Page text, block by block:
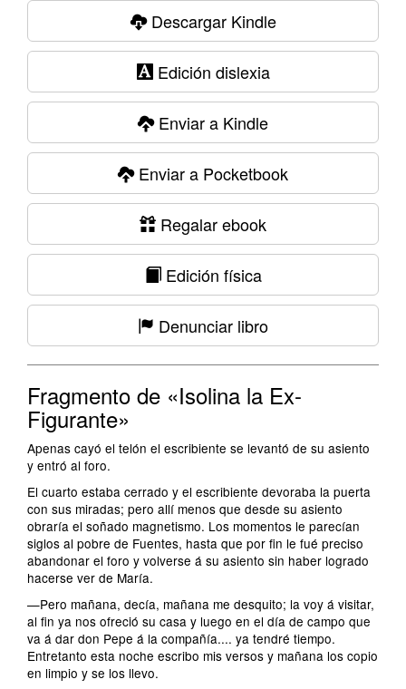
Descargar Kindle
Edición dislexia
Enviar a Kindle
Enviar a Pocketbook
Regalar ebook
Edición física
Denunciar libro
Fragmento de «Isolina la Ex-
Figurante»
Apenas cayó el telón el escribiente se levantó de su asiento
y entró al foro.
El cuarto estaba cerrado y el escribiente devoraba la puerta
con sus miradas; pero allí menos que desde su asiento
obraría el soñado magnetismo. Los momentos le parecían
siglos al pobre de Fuentes, hasta que por fin le fué preciso
abandonar el foro y volverse á su asiento sin haber logrado
hacerse ver de María.
—Pero mañana, decía, mañana me desquito; la voy á visitar,
al fin ya nos ofreció su casa y luego en el día de campo que
va á dar don Pepe á la compañía.... ya tendré tiempo.
Entretanto esta noche escribo mis versos y mañana los copio
en limpio y se los llevo.